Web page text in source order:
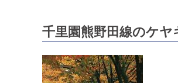
千里園熊野田線のケヤ